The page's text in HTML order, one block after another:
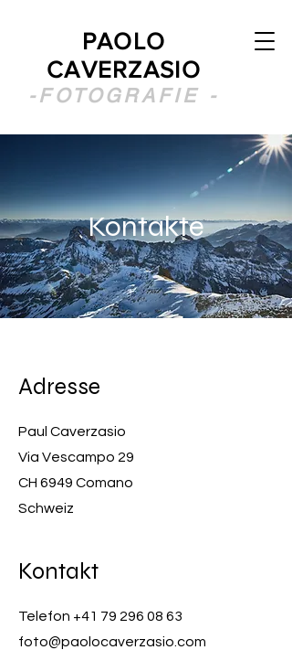
PAOLO
CAVERZASIO
-FOTOGRAFIE -
Kontakte
Adresse
Paul Caverzasio
Via Vescampo 29
CH 6949 Comano
Schweiz
Kontakt
Telefon +41 79 296 08 63
foto@paolocaverzasio.com